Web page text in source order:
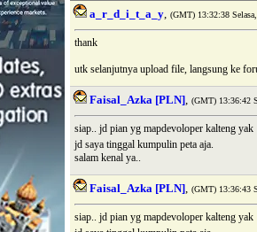
a_r_d_i_t_a_y, (GMT) 13:32:38
thank
utk selanjutnya upload file, langsung ke
Faisal_Azka [PLN], (GMT) 13:36:42
siap.. jd pian yg mapdevoloper kalteng yak
jd saya tinggal kumpulin peta aja.
salam kenal ya..
Faisal_Azka [PLN], (GMT) 13:36:43
siap.. jd pian yg mapdevoloper kalteng yak